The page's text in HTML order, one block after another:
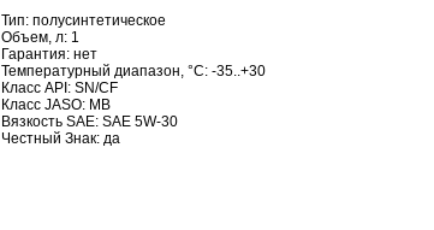
Тип: полусинтетическое
Объем, л: 1
Гарантия: нет
Температурный диапазон, °C: -35..+30
Класс API: SN/CF
Класс JASO: MB
Вязкость SAE: SAE 5W-30
Честный Знак: да